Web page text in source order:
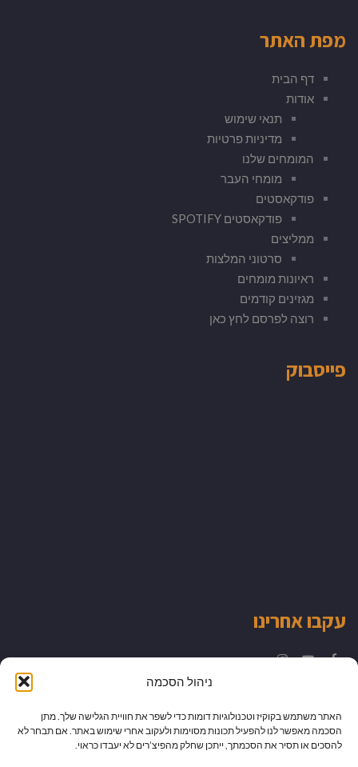
ניהול הסכמה
האתר משתמש בקוקיז וטכנולוגיות דומות כדי לשפר את חוויית הגלישה שלך. מתן
הסכמה מאפשר לנו להפעיל תכונות מסוימות ולעקוב אחרי שימוש באתר. אם תבחר לא
להסכים או תסיר את הסכמתך, ייתכן שחלק מהפיצ’רים לא יעבדו כראוי.
מפת האתר
דף הבית
אודות
תנאי שימוש
מדיניות פרטיות
המומחים שלנו
מומחי העבר
פודקאסטים
פודקאסטים SPOTIFY
ממליצים
סרטוני המלצות
ראיונות מומחים
מגזינים קודמים
רוצה לפרסם לחץ כאן
פייסבוק
עקבו אחרינו